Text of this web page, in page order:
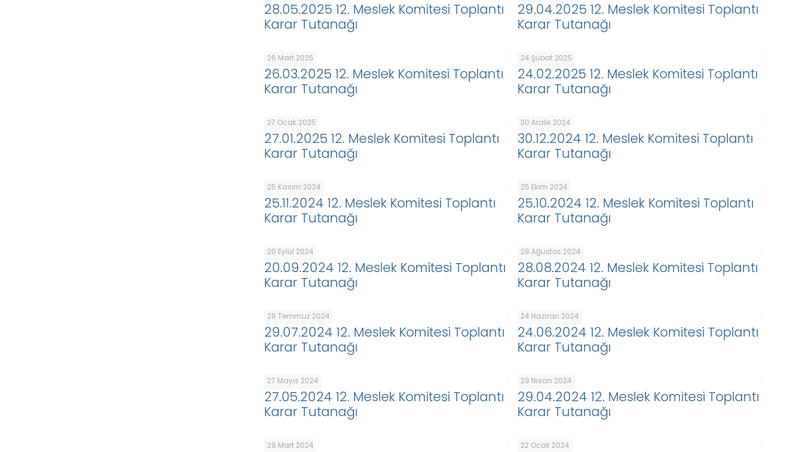
28.05.2025 12. Meslek Komitesi Toplantı
Karar Tutanağı
29.04.2025 12. Meslek Komitesi Toplantı
Karar Tutanağı
26 Mart 2025
26.03.2025 12. Meslek Komitesi Toplantı
Karar Tutanağı
24 Şubat 2025
24.02.2025 12. Meslek Komitesi Toplantı
Karar Tutanağı
27 Ocak 2025
27.01.2025 12. Meslek Komitesi Toplantı
Karar Tutanağı
30 Aralık 2024
30.12.2024 12. Meslek Komitesi Toplantı
Karar Tutanağı
25 Kasım 2024
25.11.2024 12. Meslek Komitesi Toplantı
Karar Tutanağı
25 Ekim 2024
25.10.2024 12. Meslek Komitesi Toplantı
Karar Tutanağı
20 Eylül 2024
20.09.2024 12. Meslek Komitesi Toplantı
Karar Tutanağı
28 Ağustos 2024
28.08.2024 12. Meslek Komitesi Toplantı
Karar Tutanağı
29 Temmuz 2024
29.07.2024 12. Meslek Komitesi Toplantı
Karar Tutanağı
24 Haziran 2024
24.06.2024 12. Meslek Komitesi Toplantı
Karar Tutanağı
27 Mayıs 2024
27.05.2024 12. Meslek Komitesi Toplantı
Karar Tutanağı
29 Nisan 2024
29.04.2024 12. Meslek Komitesi Toplantı
Karar Tutanağı
29 Mart 2024 22 Ocak 2024